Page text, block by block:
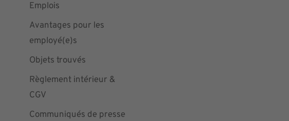
Emplois
Avantages pour les
employé(e)s
Objets trouvés
Règlement intérieur &
CGV
Communiqués de presse